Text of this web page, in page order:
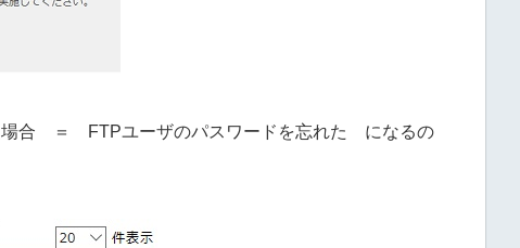
場合 ＝ FTPユーザのパスワードを忘れた になるの